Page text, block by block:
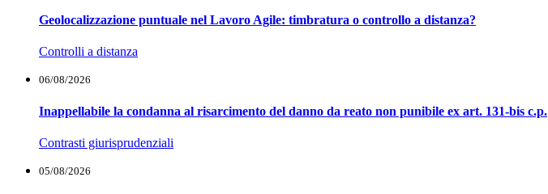
Geolocalizzazione puntuale nel Lavoro Agile: timbratura o controllo a distanza?
Controlli a distanza
06/08/2026
Inappellabile la condanna al risarcimento del danno da reato non punibile ex art. 131-bis c.p.
Contrasti giurisprudenziali
05/08/2026